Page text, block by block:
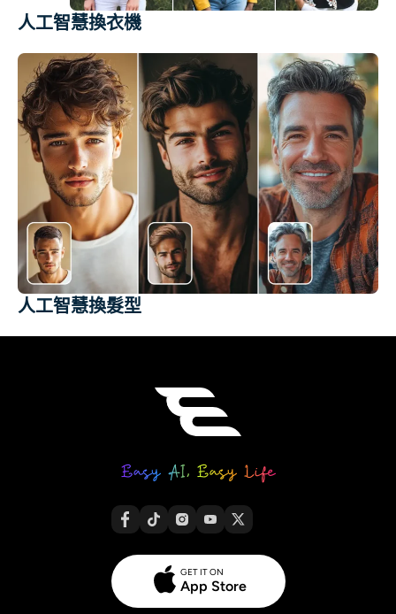
人工智慧換衣機
人工智慧換髮型
GET IT ON
App Store